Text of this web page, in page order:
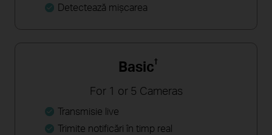
Detectează mişcarea
Basic†
For 1 or 5 Cameras
Transmisie live
Trimite notificări în timp real